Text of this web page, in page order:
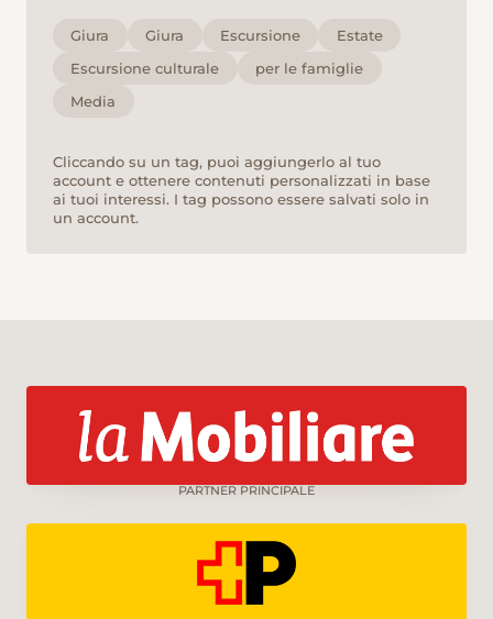
Giura Giura Escursione
Estate
Escursione culturale
per le famiglie
Media
Cliccando su un tag, puoi aggiungerlo al tuo
account e ottenere contenuti personalizzati in base
ai tuoi interessi. I tag possono essere salvati solo in
un account.
PARTNER PRINCIPALE